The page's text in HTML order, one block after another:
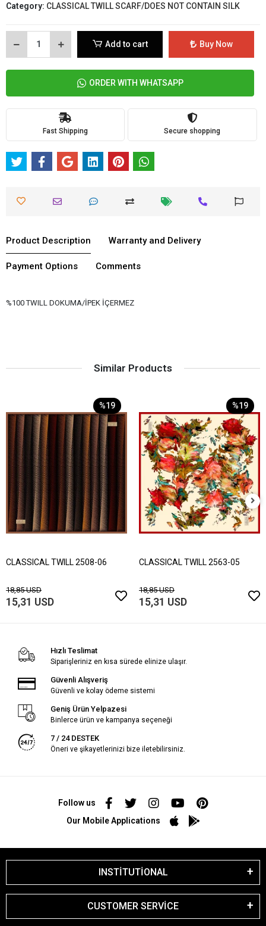
Category: CLASSICAL TWILL SCARF/DOES NOT CONTAIN SILK
Add to cart Buy Now
ORDER WITH WHATSAPP
Fast Shipping Secure shopping
Product Description Warranty and Delivery
Payment Options Comments
%100 TWILL DOKUMA/İPEK İÇERMEZ
Similar Products
%19
CLASSICAL TWILL 2508-06
18,85 USD
15,31 USD
%19
CLASSICAL TWILL 2563-05
18,85 USD
15,31 USD
Hızlı Teslimat
Siparişleriniz en kısa sürede elinize ulaşır.
Güvenli Alışveriş
Güvenli ve kolay ödeme sistemi
Geniş Ürün Yelpazesi
Binlerce ürün ve kampanya seçeneği
7 / 24 DESTEK
Öneri ve şikayetlerinizi bize iletebilirsiniz.
Follow us
Our Mobile Applications
INSTİTUTİONAL
CUSTOMER SERVİCE